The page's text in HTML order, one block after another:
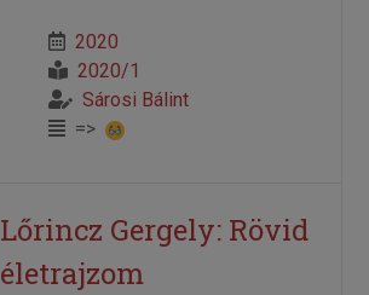
2020
2020/1
Sárosi Bálint
=>
Lőrincz Gergely: Rövid
életrajzom